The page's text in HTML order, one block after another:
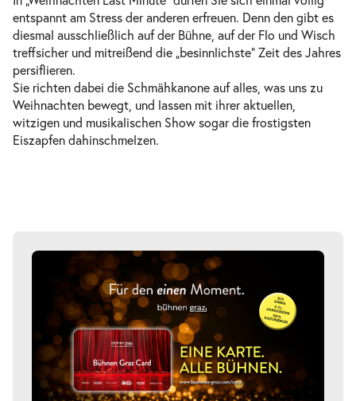
entspannt am Stress der anderen erfreuen. Denn den gibt es
diesmal ausschließlich auf der Bühne, auf der Flo und Wisch
treffsicher und mitreißend die „besinnlichste“ Zeit des Jahres
persiflieren.
Sie richten dabei die Schmähkanone auf alles, was uns zu
Weihnachten bewegt, und lassen mit ihrer aktuellen,
witzigen und musikalischen Show sogar die frostigsten
Eiszapfen dahinschmelzen.